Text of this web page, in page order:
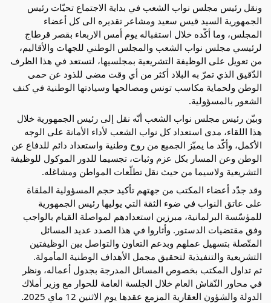
ونقل رئيس مجلس نواب الشعب في بداية الاجتماع تحيّات رئيس
الجمهورية السيد قيس سعيد ومشاعر تقديره الى كل أعضاء
المجلس، وما أكّده خلال استقباله يوم أمس الاربعاء بقصر قرطاج
لرئيسي مجلس نواب الشعب والمجلس الوطني للجهات والأقاليم،
من تعويل على الوظيفة التشريعية بمجلسيها، لتستعد في هذا الظرف
الدّقيق الذي تمرّ به البلاد أكثر من أي وقت مضى للذود عن حمى
الوطن ولحماية مكاسب تونس ومصالحها وسيادتها الوطنية في كنف
الشعور بالمسؤولية.
وبيّن رئيس مجلس نواب الشعب أنّه نقل إلى رئيس الجمهورية خلال
هذا اللقاء، مدى استعداد كل نواب الشعب لأداء الأمانة على الوجه
الأكمل، وأكّد ما يميّز الجميع من روح وطنية واستعداد دائم للدفاع عن
الوطن وعن المسار بكل عزم وثبات، تجسيما للدور الموكول للوظيفة
التشريعية ولاسيما من حيث نقل تطلّعات المواطن ومشاغله.
وقد جدّد أعضاء المكتب من جهتهم تأكيد حجم المسؤولية الملقاة
على عاتق النواب في ضوء الثقة التي يوليها رئيس الجمهورية
للمؤسّسة البرلمانية، مبرزين استعدادهم لمواصلة القيام بالواجب
وفق مقتضيات الدستور. وأثاروا في هذا الصدد عديد المسائل
المتّصلة بتسهيل عملهم وبدعم التعاون والتواصل بين الوظيفتين
التشريعية والتنفيذية لتحقيق مجمل الأهداف الوطنية المأمولة.
ثم تداول المكتب بخصوص المسائل المدرجة بجدول أعماله، ونظر
في محاور النّقاش العام خلال الجلسة العامة للحوار مع وزير أملاك
الدولة والشؤون العقارية المزمع عقدها يوم الاثنين 12 ماي 2025.